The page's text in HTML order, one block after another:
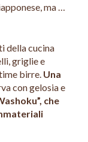
ma …
della cucina
griglie e
birre. Una
con gelosia e
che